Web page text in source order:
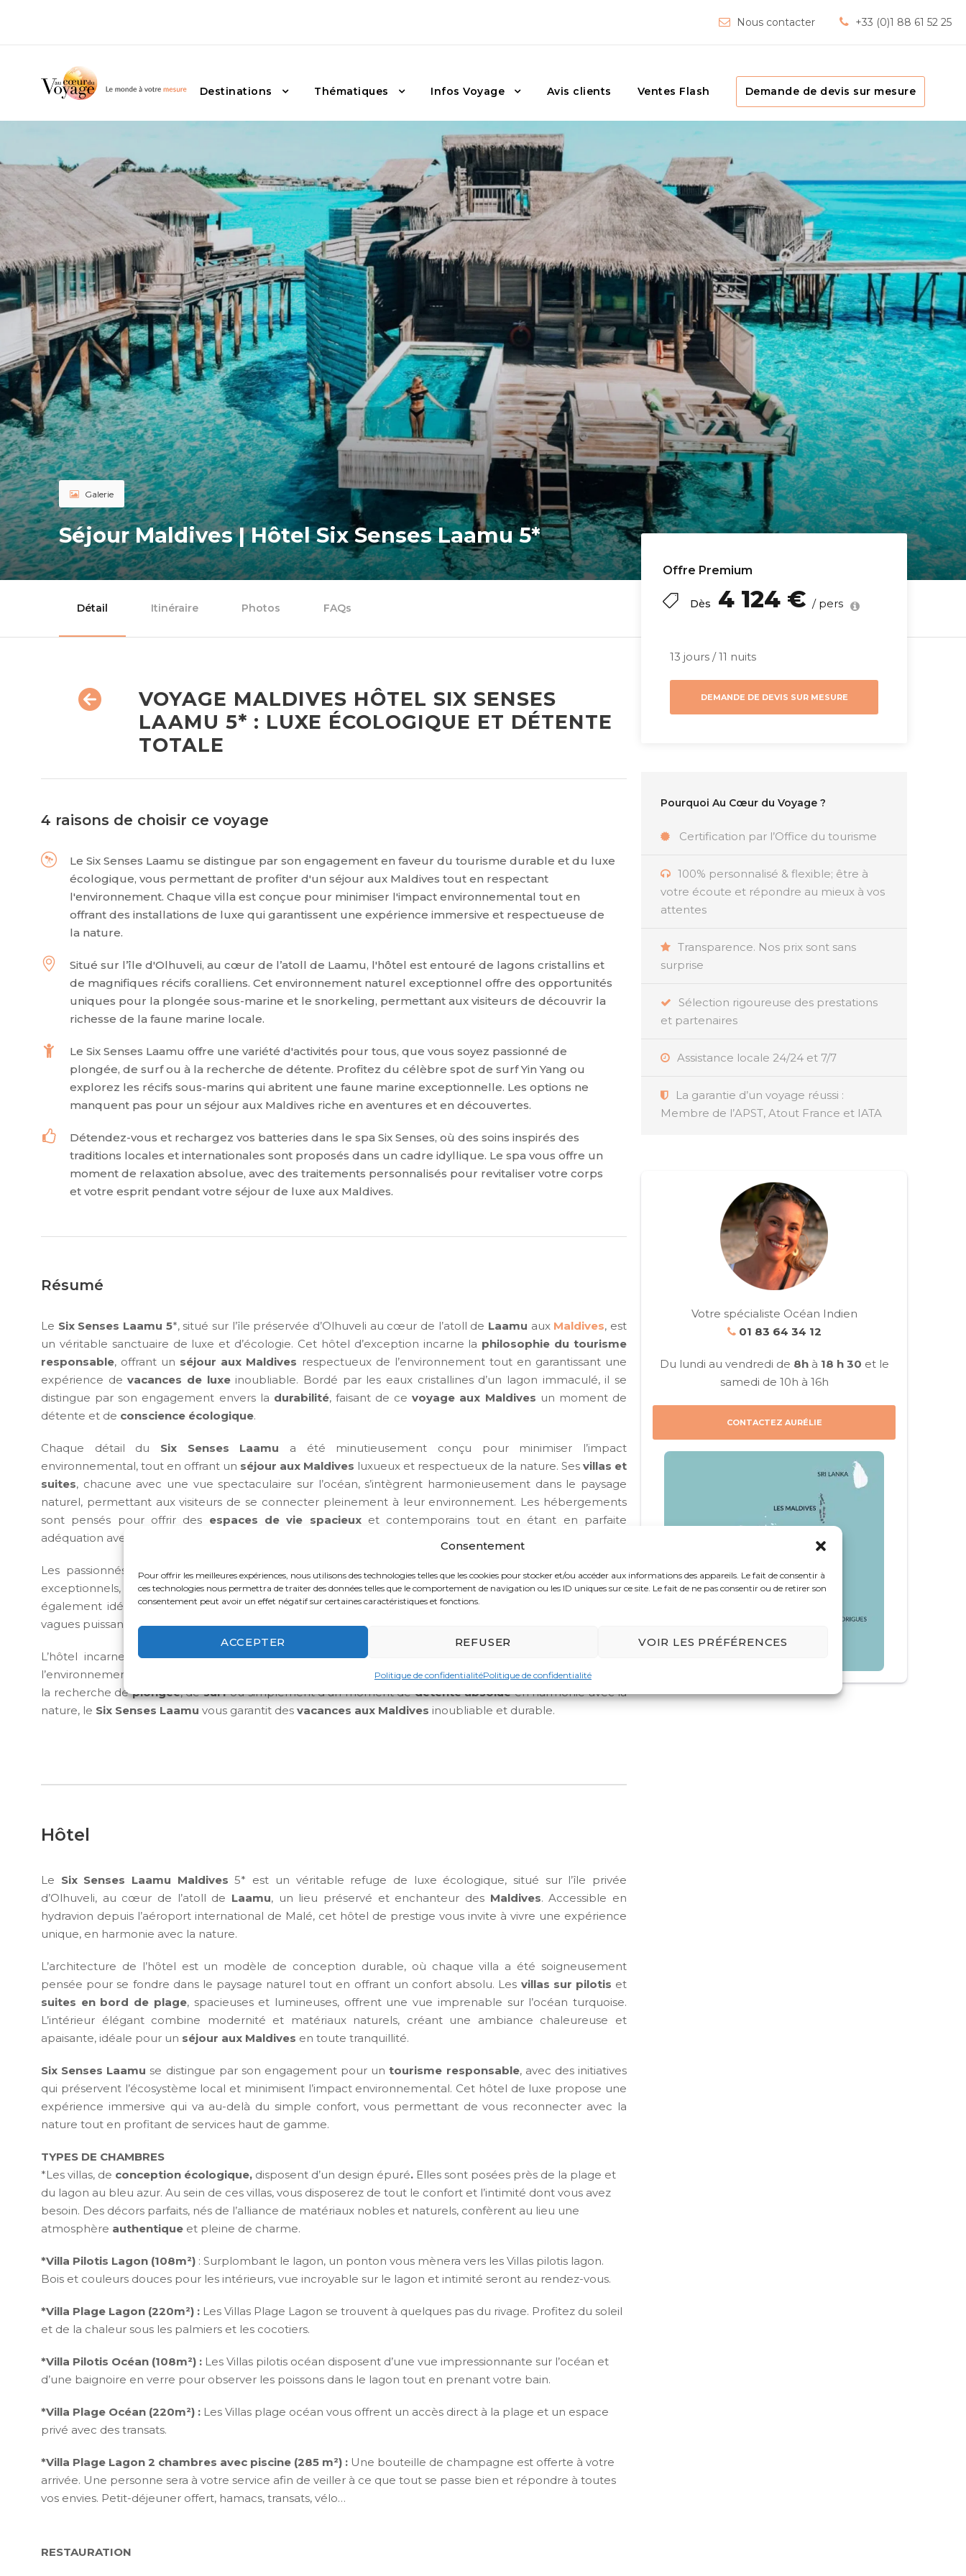
Consentement
Pour offrir les meilleures expériences, nous utilisons des technologies telles que les cookies pour stocker et/ou accéder aux informations des appareils. Le fait de consentir à
ces technologies nous permettra de traiter des données telles que le comportement de navigation ou les ID uniques sur ce site. Le fait de ne pas consentir ou de retirer son
consentement peut avoir un effet négatif sur certaines caractéristiques et fonctions.
ACCEPTER REFUSER VOIR LES PRÉFÉRENCES
Politique de confidentialitéPolitique de confidentialité
Nous contacter +33 (0)1 88 61 52 25
Destinations Thématiques Infos Voyage Avis clients Ventes Flash Demande de devis sur mesure
Galerie
Séjour Maldives | Hôtel Six Senses Laamu 5*
Offre Premium
Dès 4 124 € / pers
13 jours / 11 nuits
DEMANDE DE DEVIS SUR MESURE
Pourquoi Au Cœur du Voyage ?
Certification par l’Office du tourisme
100% personnalisé & flexible; être à
votre écoute et répondre au mieux à vos
attentes
Transparence. Nos prix sont sans
surprise
Sélection rigoureuse des prestations
et partenaires
Assistance locale 24/24 et 7/7
La garantie d’un voyage réussi :
Membre de l’APST, Atout France et IATA
Votre spécialiste Océan Indien
01 83 64 34 12
Du lundi au vendredi de 8hà 18 h 30 et le
samedi de 10h à 16h
CONTACTEZ AURÉLIE
Détail Itinéraire Photos FAQs
VOYAGE MALDIVES HÔTEL SIX SENSES
LAAMU 5* : LUXE ÉCOLOGIQUE ET DÉTENTE
TOTALE
4 raisons de choisir ce voyage
Le Six Senses Laamu se distingue par son engagement en faveur du tourisme durable et du luxe
écologique, vous permettant de profiter d'un séjour aux Maldives tout en respectant
l'environnement. Chaque villa est conçue pour minimiser l'impact environnemental tout en
offrant des installations de luxe qui garantissent une expérience immersive et respectueuse de
la nature.
Situé sur l’île d'Olhuveli, au cœur de l’atoll de Laamu, l'hôtel est entouré de lagons cristallins et
de magnifiques récifs coralliens. Cet environnement naturel exceptionnel offre des opportunités
uniques pour la plongée sous-marine et le snorkeling, permettant aux visiteurs de découvrir la
richesse de la faune marine locale.
Le Six Senses Laamu offre une variété d'activités pour tous, que vous soyez passionné de
plongée, de surf ou à la recherche de détente. Profitez du célèbre spot de surf Yin Yang ou
explorez les récifs sous-marins qui abritent une faune marine exceptionnelle. Les options ne
manquent pas pour un séjour aux Maldives riche en aventures et en découvertes.
Détendez-vous et rechargez vos batteries dans le spa Six Senses, où des soins inspirés des
traditions locales et internationales sont proposés dans un cadre idyllique. Le spa vous offre un
moment de relaxation absolue, avec des traitements personnalisés pour revitaliser votre corps
et votre esprit pendant votre séjour de luxe aux Maldives.
Résumé
Le Six Senses Laamu 5*, situé sur l’île préservée d’Olhuveli au cœur de l’atoll de Laamu aux Maldives, est
un véritable sanctuaire de luxe et d’écologie. Cet hôtel d’exception incarne la philosophie du tourisme
responsable, offrant un séjour aux Maldives respectueux de l’environnement tout en garantissant une
expérience devacances de luxeinoubliable. Bordé par les eaux cristallines d’un lagon immaculé, il se
distingue par son engagement envers la durabilité, faisant de cevoyage aux Maldives un moment de
détente et de conscience écologique.
Chaque détail du Six Senses Laamu a été minutieusement conçu pour minimiser l’impact
environnemental, tout en offrant un séjour aux Maldives luxueux et respectueux de la nature. Ses villas et
suites, chacune avec une vue spectaculaire sur l’océan, s’intègrent harmonieusement dans le paysage
naturel, permettant aux visiteurs de se connecter pleinement à leur environnement. Les hébergements
sont pensés pour offrir des espaces de vie spacieuxet contemporains tout en étant en parfaite
adéquation avec la nature environnante, offrant ainsi un
Les passionnés de plongée sous-marine
trouveront leur bonheur avec des récifs, kandus et thilas
exceptionnels, offrant parmi les meilleures expériences sous-marines du monde. LeSix Senses Laamuest
également idéal pour lessurfeurs, grâce à la proximité du célèbre spot deYin Yang
vagues puissantes, particulièrement entre juin et septembre.
L’hôtel incarne l’alliance parfaite entreluxe durable, immersion totale dans la nature et respect de
l’environnement, promettant ainsi un
mémorable et responsable. Que vous soyez à
la recherche deplongée, desurfou simplement d’un moment dedétente absolueen harmonie avec la
nature, le Six Senses Laamu vous garantit des vacances aux Maldives inoubliable et durable.
Hôtel
Le Six Senses Laamu Maldives 5* est un véritable refuge de luxe écologique, situé sur l’île privée
d’Olhuveli, au cœur de l’atoll de Laamu, un lieu préservé et enchanteur des Maldives. Accessible en
hydravion depuis l’aéroport international de Malé, cet hôtel de prestige vous invite à vivre une expérience
unique, en harmonie avec la nature.
L’architecture de l’hôtel est un modèle de conception durable, où chaque villa a été soigneusement
pensée pour se fondre dans le paysage naturel tout en offrant un confort absolu. Les villas sur pilotis et
suites en bord de plage, spacieuses et lumineuses, offrent une vue imprenable sur l’océan turquoise.
L’intérieur élégant combine modernité et matériaux naturels, créant une ambiance chaleureuse et
apaisante, idéale pour un séjour aux Maldives en toute tranquillité.
Six Senses Laamu se distingue par son engagement pour untourisme responsable, avec des initiatives
qui préservent l’écosystème local et minimisent l’impact environnemental. Cet hôtel de luxe propose une
expérience immersive qui va au-delà du simple confort, vous permettant de vous reconnecter avec la
nature tout en profitant de services haut de gamme.
TYPES DE CHAMBRES
*Les villas, de conception écologique, disposent d’un design épuré. Elles sont posées près de la plage et
du lagon au bleu azur. Au sein de ces villas, vous disposerez de tout le confort et l’intimité dont vous avez
besoin. Des décors parfaits, nés de l’alliance de matériaux nobles et naturels, confèrent au lieu une
atmosphère authentique et pleine de charme.
*Villa Pilotis Lagon (108m²) : Surplombant le lagon, un ponton vous mènera vers les Villas pilotis lagon.
Bois et couleurs douces pour les intérieurs, vue incroyable sur le lagon et intimité seront au rendez-vous.
*Villa Plage Lagon (220m²) : Les Villas Plage Lagon se trouvent à quelques pas du rivage. Profitez du soleil
et de la chaleur sous les palmiers et les cocotiers.
*Villa Pilotis Océan (108m²) : Les Villas pilotis océan disposent d’une vue impressionnante sur l’océan et
d’une baignoire en verre pour observer les poissons dans le lagon tout en prenant votre bain.
*Villa Plage Océan (220m²) : Les Villas plage océan vous offrent un accès direct à la plage et un espace
privé avec des transats.
*Villa Plage Lagon 2 chambres avec piscine (285 m²) : Une bouteille de champagne est offerte à votre
arrivée. Une personne sera à votre service afin de veiller à ce que tout se passe bien et répondre à toutes
vos envies. Petit-déjeuner offert, hamacs, transats, vélo…
RESTAURATION